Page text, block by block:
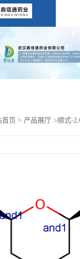
首页 > 产品展厅 >顺式-